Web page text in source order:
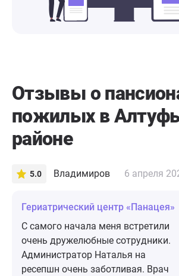
Отзывы о
пожилых в
районе
5.0 Владимиров 6 апреля
​Гериатрический центр «Панацея»
С самого начала меня встретили
очень дружелюбные сотрудники.
Администратор Наталья на
ресепшн очень заботливая. Врач